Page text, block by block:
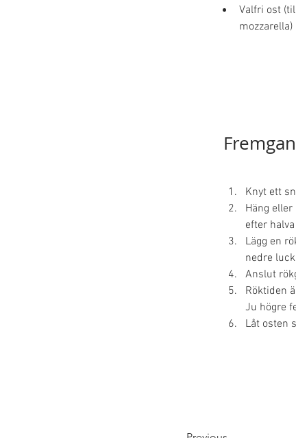
Valfri ost
mozzarella)
Knyt ett
Häng
efter
Lägg en
nedre
Anslut
Röktiden
Ju högre
Låt osten